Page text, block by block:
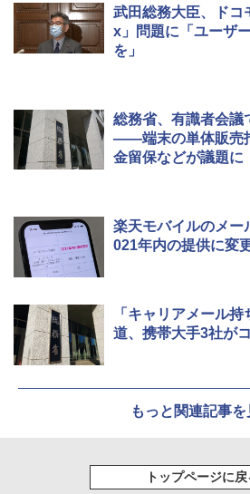
武田総務大臣、ド
x」問題に「ユーザ
を」
総務省、有識者会議
――端末の単体販売
金留保などが議題に
楽天モバイルのメ
021年内の提供に変
「キャリアメール
道、携帯大手3社が
もっと関連記事を
トップページに戻